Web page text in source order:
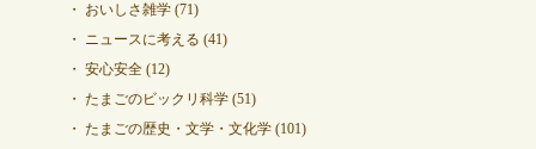
おいしさ雑学(71)
ニュースに考える (41)
安心安全(12)
たまごのビックリ科学(51)
たまごの歴史・文学・文化学(101)